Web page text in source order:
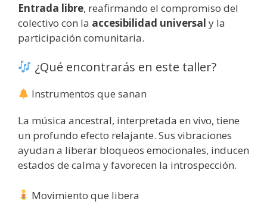
Entrada libre, reafirmando el compromiso del
colectivo con la accesibilidad universal y la
participación comunitaria.
¿Qué encontrarás en este taller?
Instrumentos que sanan
La música ancestral, interpretada en vivo, tiene
un profundo efecto relajante. Sus vibraciones
ayudan a liberar bloqueos emocionales, inducen
estados de calma y favorecen la introspección.
Movimiento que libera